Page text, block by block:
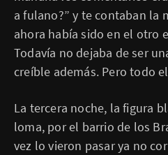
a fulano?” y te contaban la
ahora había sido en el otro
Todavía no dejaba de ser
creíble además. Pero todo
La tercera noche, la figura
loma, por el barrio de los
vez lo vieron pasar ya no